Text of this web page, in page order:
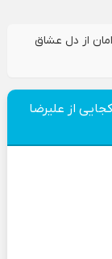
از دل عشاق
از علیرضا